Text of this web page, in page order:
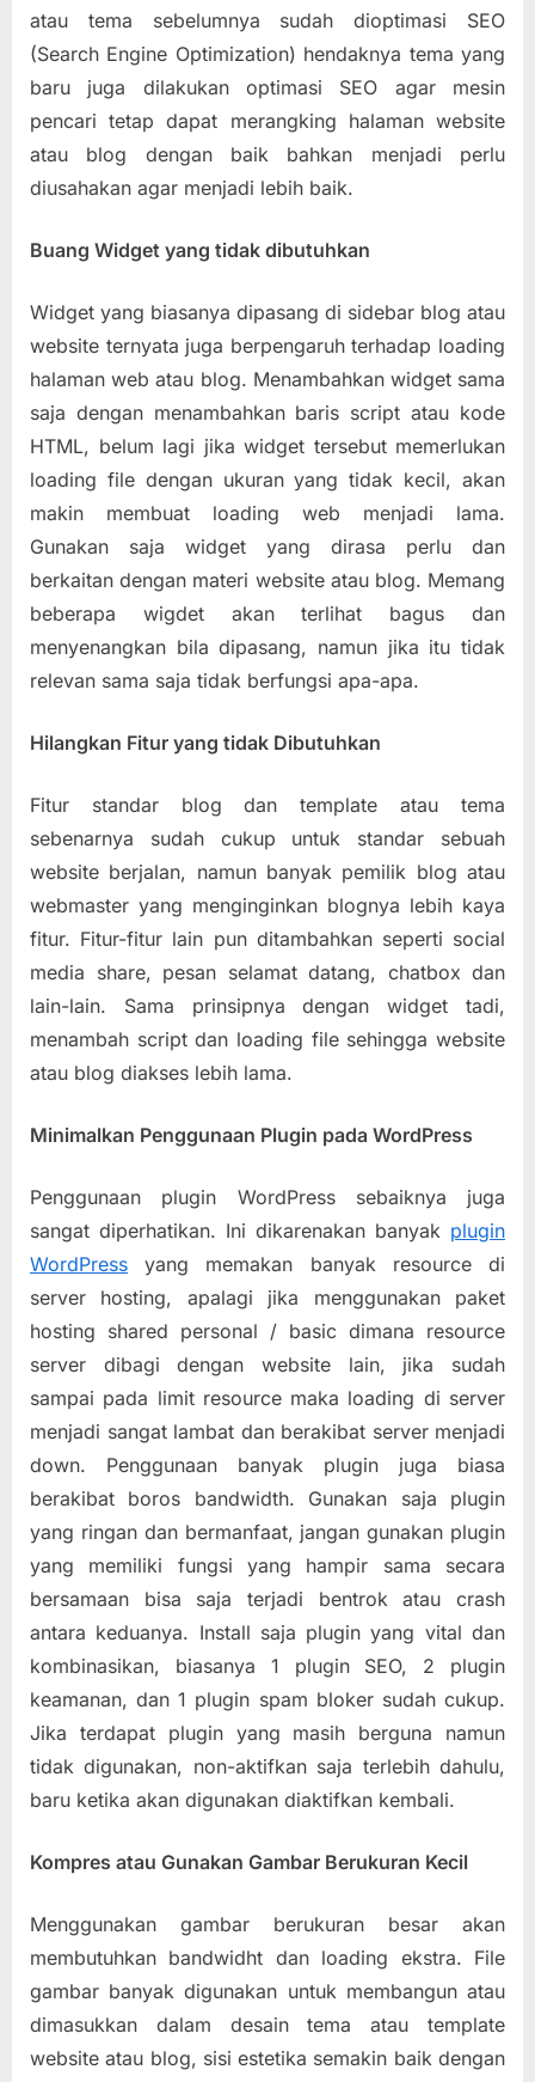
atau tema sebelumnya sudah dioptimasi SEO
(Search Engine Optimization) hendaknya tema yang
baru juga dilakukan optimasi SEO agar mesin
pencari tetap dapat merangking halaman website
atau blog dengan baik bahkan menjadi perlu
diusahakan agar menjadi lebih baik.
Buang Widget yang tidak dibutuhkan
Widget yang biasanya dipasang di sidebar blog atau
website ternyata juga berpengaruh terhadap loading
halaman web atau blog. Menambahkan widget sama
saja dengan menambahkan baris script atau kode
HTML, belum lagi jika widget tersebut memerlukan
loading file dengan ukuran yang tidak kecil, akan
makin membuat loading web menjadi lama.
Gunakan saja widget yang dirasa perlu dan
berkaitan dengan materi website atau blog. Memang
beberapa wigdet akan terlihat bagus dan
menyenangkan bila dipasang, namun jika itu tidak
relevan sama saja tidak berfungsi apa-apa.
Hilangkan Fitur yang tidak Dibutuhkan
Fitur standar blog dan template atau tema
sebenarnya sudah cukup untuk standar sebuah
website berjalan, namun banyak pemilik blog atau
webmaster yang menginginkan blognya lebih kaya
fitur. Fitur-fitur lain pun ditambahkan seperti social
media share, pesan selamat datang, chatbox dan
lain-lain. Sama prinsipnya dengan widget tadi,
menambah script dan loading file sehingga website
atau blog diakses lebih lama.
Minimalkan Penggunaan Plugin pada WordPress
Penggunaan plugin WordPress sebaiknya juga
sangat diperhatikan. Ini dikarenakan banyak plugin
WordPress yang memakan banyak resource di
server hosting, apalagi jika menggunakan paket
hosting shared personal / basic dimana resource
server dibagi dengan website lain, jika sudah
sampai pada limit resource maka loading di server
menjadi sangat lambat dan berakibat server menjadi
down. Penggunaan banyak plugin juga biasa
berakibat boros bandwidth. Gunakan saja plugin
yang ringan dan bermanfaat, jangan gunakan plugin
yang memiliki fungsi yang hampir sama secara
bersamaan bisa saja terjadi bentrok atau crash
antara keduanya. Install saja plugin yang vital dan
kombinasikan, biasanya 1 plugin SEO, 2 plugin
keamanan, dan 1 plugin spam bloker sudah cukup.
Jika terdapat plugin yang masih berguna namun
tidak digunakan, non-aktifkan saja terlebih dahulu,
baru ketika akan digunakan diaktifkan kembali.
Kompres atau Gunakan Gambar Berukuran Kecil
Menggunakan gambar berukuran besar akan
membutuhkan bandwidht dan loading ekstra. File
gambar banyak digunakan untuk membangun atau
dimasukkan dalam desain tema atau template
website atau blog, sisi estetika semakin baik dengan